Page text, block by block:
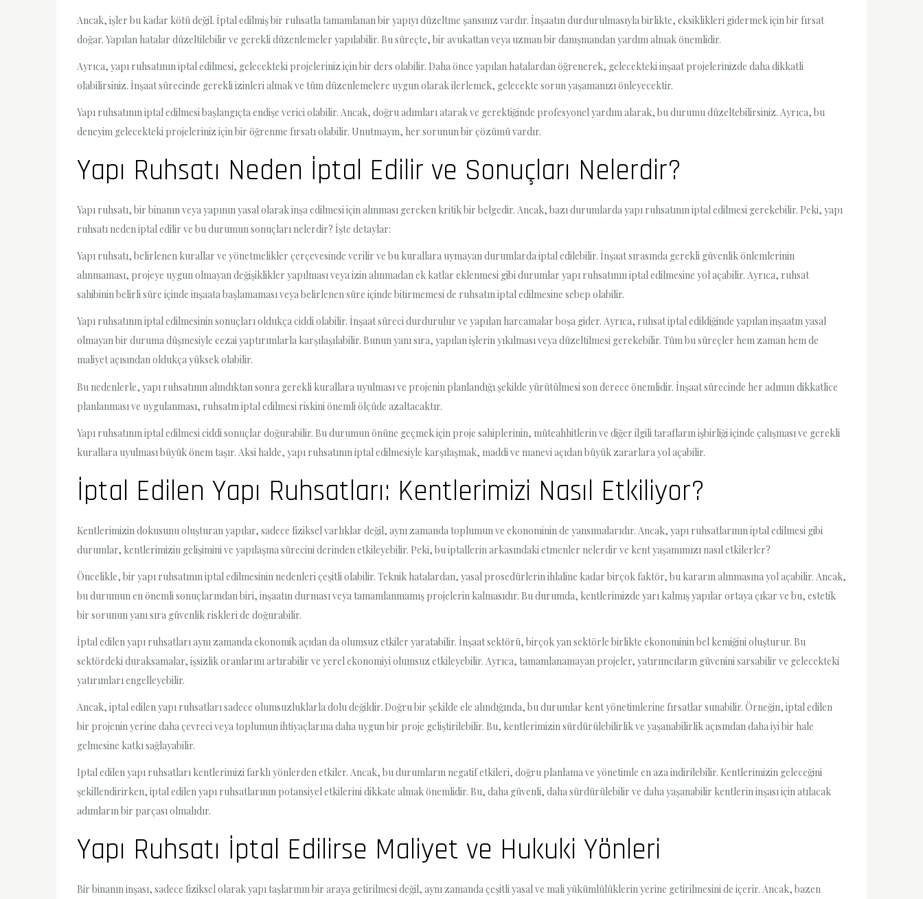
Ancak, işler bu kadar kötü değil. İptal edilmiş bir ruhsatla tamamlanan bir yapıyı düzeltme şansınız vardır. İnşaatın durdurulmasıyla birlikte, eksiklikleri gidermek için bir fırsat
doğar. Yapılan hatalar düzeltilebilir ve gerekli düzenlemeler yapılabilir. Bu süreçte, bir avukattan veya uzman bir danışmandan yardım almak önemlidir.
Ayrıca, yapı ruhsatının iptal edilmesi, gelecekteki projeleriniz için bir ders olabilir. Daha önce yapılan hatalardan öğrenerek, gelecekteki inşaat projelerinizde daha dikkatli
olabilirsiniz. İnşaat sürecinde gerekli izinleri almak ve tüm düzenlemelere uygun olarak ilerlemek, gelecekte sorun yaşamanızı önleyecektir.
Yapı ruhsatının iptal edilmesi başlangıçta endişe verici olabilir. Ancak, doğru adımları atarak ve gerektiğinde profesyonel yardım alarak, bu durumu düzeltebilirsiniz. Ayrıca, bu
deneyim gelecekteki projeleriniz için bir öğrenme fırsatı olabilir. Unutmayın, her sorunun bir çözümü vardır.
Yapı Ruhsatı Neden İptal Edilir ve Sonuçları Nelerdir?
Yapı ruhsatı, bir binanın veya yapının yasal olarak inşa edilmesi için alınması gereken kritik bir belgedir. Ancak, bazı durumlarda yapı ruhsatının iptal edilmesi gerekebilir. Peki, yapı
ruhsatı neden iptal edilir ve bu durumun sonuçları nelerdir? İşte detaylar:
Yapı ruhsatı, belirlenen kurallar ve yönetmelikler çerçevesinde verilir ve bu kurallara uymayan durumlarda iptal edilebilir. İnşaat sırasında gerekli güvenlik önlemlerinin
alınmaması, projeye uygun olmayan değişiklikler yapılması veya izin alınmadan ek katlar eklenmesi gibi durumlar yapı ruhsatının iptal edilmesine yol açabilir. Ayrıca, ruhsat
sahibinin belirli süre içinde inşaata başlamaması veya belirlenen süre içinde bitirmemesi de ruhsatın iptal edilmesine sebep olabilir.
Yapı ruhsatının iptal edilmesinin sonuçları oldukça ciddi olabilir. İnşaat süreci durdurulur ve yapılan harcamalar boşa gider. Ayrıca, ruhsat iptal edildiğinde yapılan inşaatın yasal
olmayan bir duruma düşmesiyle cezai yaptırımlarla karşılaşılabilir. Bunun yanı sıra, yapılan işlerin yıkılması veya düzeltilmesi gerekebilir. Tüm bu süreçler hem zaman hem de
maliyet açısından oldukça yüksek olabilir.
Bu nedenlerle, yapı ruhsatının alındıktan sonra gerekli kurallara uyulması ve projenin planlandığı şekilde yürütülmesi son derece önemlidir. İnşaat sürecinde her adımın dikkatlice
planlanması ve uygulanması, ruhsatın iptal edilmesi riskini önemli ölçüde azaltacaktır.
Yapı ruhsatının iptal edilmesi ciddi sonuçlar doğurabilir. Bu durumun önüne geçmek için proje sahiplerinin, müteahhitlerin ve diğer ilgili tarafların işbirliği içinde çalışması ve gerekli
kurallara uyulması büyük önem taşır. Aksi halde, yapı ruhsatının iptal edilmesiyle karşılaşmak, maddi ve manevi açıdan büyük zararlara yol açabilir.
İptal Edilen Yapı Ruhsatları: Kentlerimizi Nasıl Etkiliyor?
Kentlerimizin dokusunu oluşturan yapılar, sadece fiziksel varlıklar değil, aynı zamanda toplumun ve ekonominin de yansımalarıdır. Ancak, yapı ruhsatlarının iptal edilmesi gibi
durumlar, kentlerimizin gelişimini ve yapılaşma sürecini derinden etkileyebilir. Peki, bu iptallerin arkasındaki etmenler nelerdir ve kent yaşamımızı nasıl etkilerler?
Öncelikle, bir yapı ruhsatının iptal edilmesinin nedenleri çeşitli olabilir. Teknik hatalardan, yasal prosedürlerin ihlaline kadar birçok faktör, bu kararın alınmasına yol açabilir. Ancak,
bu durumun en önemli sonuçlarından biri, inşaatın durması veya tamamlanmamış projelerin kalmasıdır. Bu durumda, kentlerimizde yarı kalmış yapılar ortaya çıkar ve bu, estetik
bir sorunun yanı sıra güvenlik riskleri de doğurabilir.
İptal edilen yapı ruhsatları aynı zamanda ekonomik açıdan da olumsuz etkiler yaratabilir. İnşaat sektörü, birçok yan sektörle birlikte ekonominin bel kemiğini oluşturur. Bu
sektördeki duraksamalar, işsizlik oranlarını artırabilir ve yerel ekonomiyi olumsuz etkileyebilir. Ayrıca, tamamlanamayan projeler, yatırımcıların güvenini sarsabilir ve gelecekteki
yatırımları engelleyebilir.
Ancak, iptal edilen yapı ruhsatları sadece olumsuzluklarla dolu değildir. Doğru bir şekilde ele alındığında, bu durumlar kent yönetimlerine fırsatlar sunabilir. Örneğin, iptal edilen
bir projenin yerine daha çevreci veya toplumun ihtiyaçlarına daha uygun bir proje geliştirilebilir. Bu, kentlerimizin sürdürülebilirlik ve yaşanabilirlik açısından daha iyi bir hale
gelmesine katkı sağlayabilir.
Iptal edilen yapı ruhsatları kentlerimizi farklı yönlerden etkiler. Ancak, bu durumların negatif etkileri, doğru planlama ve yönetimle en aza indirilebilir. Kentlerimizin geleceğini
şekillendirirken, iptal edilen yapı ruhsatlarının potansiyel etkilerini dikkate almak önemlidir. Bu, daha güvenli, daha sürdürülebilir ve daha yaşanabilir kentlerin inşası için atılacak
adımların bir parçası olmalıdır.
Yapı Ruhsatı İptal Edilirse Maliyet ve Hukuki Yönleri
Bir binanın inşası, sadece fiziksel olarak yapı taşlarının bir araya getirilmesi değil, aynı zamanda çeşitli yasal ve mali yükümlülüklerin yerine getirilmesini de içerir. Ancak, bazen